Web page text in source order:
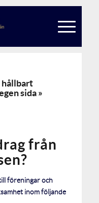
sida »
från
föreningar och
inom följande